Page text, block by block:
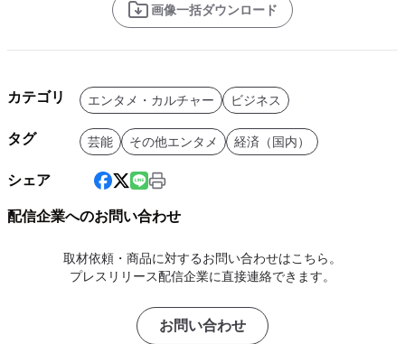
画像一括ダウンロード
カテゴリ エンタメ・カルチャー ビジネス
タグ 芸能 その他エンタメ 経済（国内）
シェア
配信企業へのお問い合わせ
取材依頼・商品に対するお問い合わせはこちら。
プレスリリース配信企業に直接連絡できます。
お問い合わせ